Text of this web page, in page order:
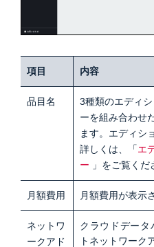
項目 内容
品目名
3種類のエディ
ーを組み合わせ
ます。エディシ
詳しくは、「エ
ー 」をご覧くだ
月額費用 月額費用が表示
ネットワ
ークアド
クラウドデータ
トネットワーク